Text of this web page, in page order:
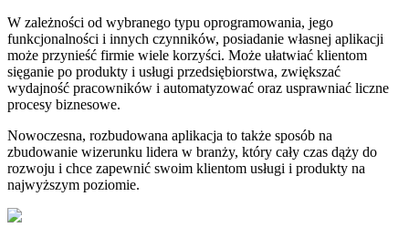
W zależności od wybranego typu oprogramowania, jego
funkcjonalności i innych czynników, posiadanie własnej aplikacji
może przynieść firmie wiele korzyści. Może ułatwiać klientom
sięganie po produkty i usługi przedsiębiorstwa, zwiększać
wydajność pracowników i automatyzować oraz usprawniać liczne
procesy biznesowe.
Nowoczesna, rozbudowana aplikacja to także sposób na
zbudowanie wizerunku lidera w branży, który cały czas dąży do
rozwoju i chce zapewnić swoim klientom usługi i produkty na
najwyższym poziomie.